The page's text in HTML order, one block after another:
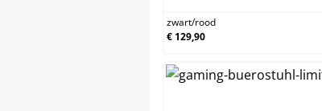
zwart/rood
€ 129,90